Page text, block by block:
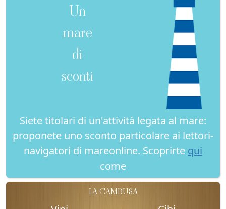
Un
mare
di
sconti
Siete titolari di un'attività legata al mare:
proponete uno sconto particolare ai lettori-
navigatori di mareonline. Scoprirte qui
come
LA CAMBUSA